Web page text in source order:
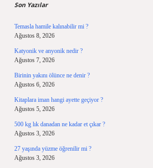
Son Yazılar
Temasla hamile kalınabilir mi ?
Ağustos 8, 2026
Katyonik ve anyonik nedir ?
Ağustos 7, 2026
Birinin yakını ölünce ne denir ?
Ağustos 6, 2026
Kitaplara iman hangi ayette geçiyor ?
Ağustos 5, 2026
500 kg lık danadan ne kadar et çıkar ?
Ağustos 3, 2026
27 yaşında yüzme öğrenilir mi ?
Ağustos 3, 2026